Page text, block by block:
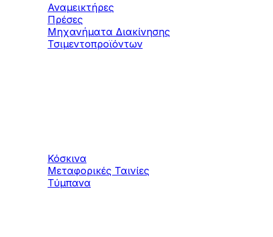
Αναμεικτήρες
Πρέσες
Μηχανήματα Διακίνησης
Τσιμεντοπροϊόντων
Κόσκινα
Μεταφορικές Ταινίες
Τύμπανα